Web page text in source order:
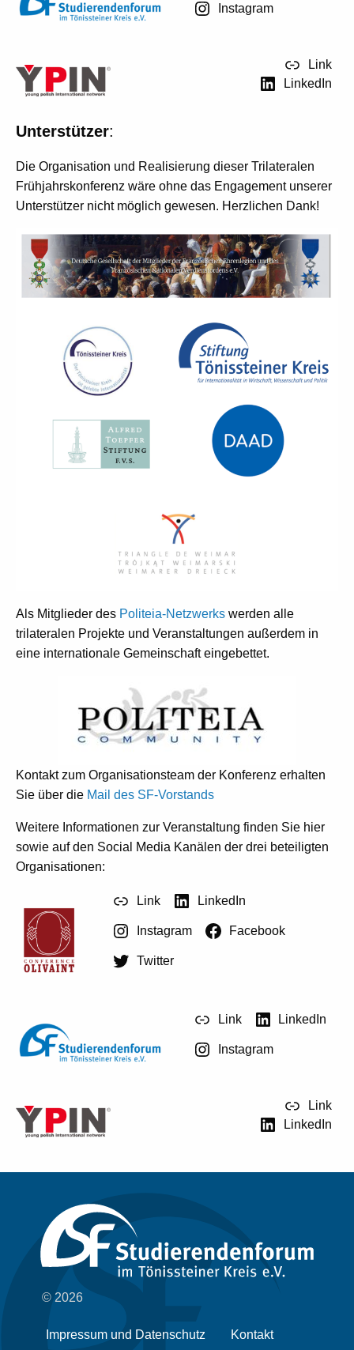
Instagram
Link
LinkedIn
Unterstützer:
Die Organisation und Realisierung dieser Trilateralen
Frühjahrskonferenz wäre ohne das Engagement unserer
Unterstützer nicht möglich gewesen. Herzlichen Dank!
Als Mitglieder des Politeia-Netzwerks werden alle
trilateralen Projekte und Veranstaltungen außerdem in
eine internationale Gemeinschaft eingebettet.
Kontakt zum Organisationsteam der Konferenz erhalten
Sie über die Mail des SF-Vorstands
Weitere Informationen zur Veranstaltung finden Sie hier
sowie auf den Social Media Kanälen der drei beteiligten
Organisationen:
Link LinkedIn
Instagram Facebook
Twitter
Link LinkedIn
Instagram
Link
LinkedIn
© 2026
Impressum und Datenschutz Kontakt